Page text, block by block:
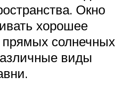
Окно
хорошее
солнечных
виды